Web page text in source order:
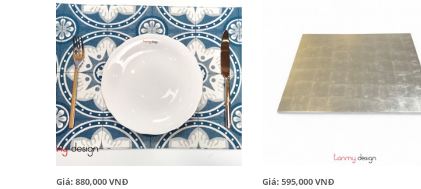
Giá: 880,000 VNĐ Giá: 595,000 VNĐ